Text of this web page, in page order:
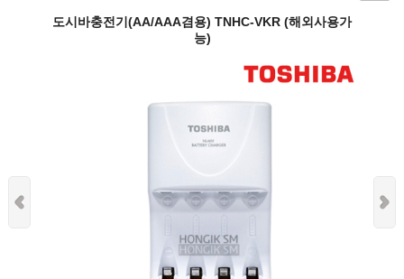
도시바충전기(AA/AAA겸용) TNHC-VKR (해외사용가
능)